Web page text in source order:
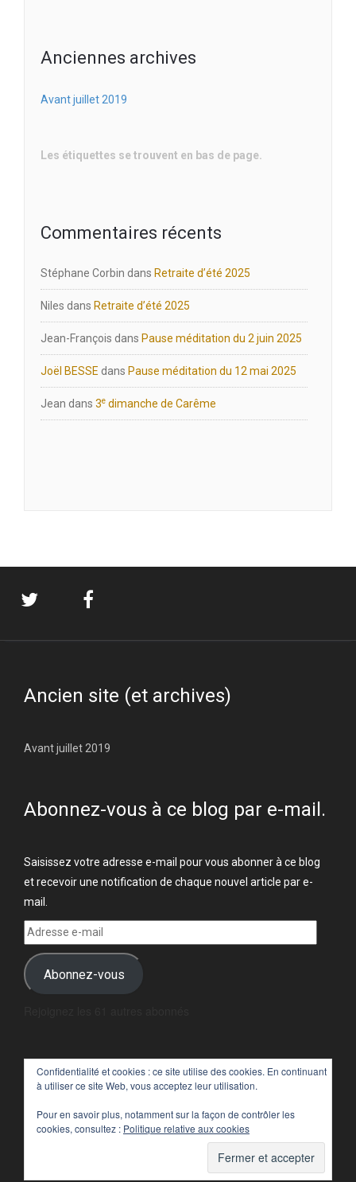
Anciennes archives
Avant juillet 2019
Les étiquettes se trouvent en bas de page.
Commentaires récents
Stéphane Corbin dans Retraite d’été 2025
Niles dans Retraite d’été 2025
Jean-François dans Pause méditation du 2 juin 2025
Joël BESSE dans Pause méditation du 12 mai 2025
Jean dans 3e dimanche de Carême
Ancien site (et archives)
Avant juillet 2019
Abonnez-vous à ce blog par e-mail.
Saisissez votre adresse e-mail pour vous abonner à ce blog
et recevoir une notification de chaque nouvel article par e-
mail.
Adresse
e-
mail Abonnez-vous
Confidentialité et cookies : ce site utilise des cookies. En continuant
à utiliser ce site Web, vous acceptez leur utilisation.
Pour en savoir plus, notamment sur la façon de contrôler les
cookies, consultez : Politique relative aux cookies